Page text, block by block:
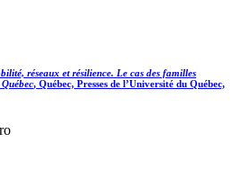
réseaux et résilience. Le cas des familles
, Québec, Presses de l’Université du Québec,